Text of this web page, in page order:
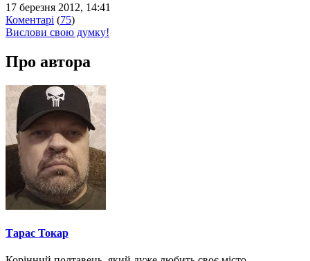
17 березня 2012, 14:41
Коментарі (75)
Вислови свою думку!
Про автора
Тарас Токар